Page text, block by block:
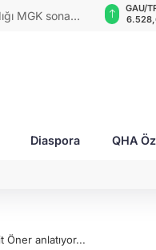
ile Ahıska
6.528,66
BIST
Diaspora QHA
Öner anlatıyor...